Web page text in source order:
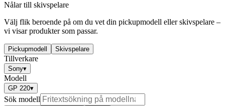
Nålar till skivspelare
Välj flik beroende på om du vet din pickupmodell eller skivspelare –
vi visar produkter som passar.
Pickupmodell Skivspelare
Tillverkare
Sony▾
Modell
GP 220▾
Sök modell